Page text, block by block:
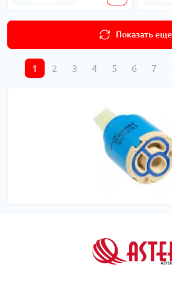
Показать еще
1 2 3 4 5 6 7